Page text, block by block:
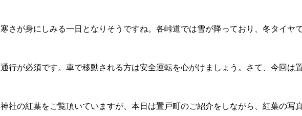
寒さが身にしみる一日となりそうですね。各峠道では雪が降っており、冬タイヤ
通行が必須です。車で移動される方は安全運転を心がけましょう。さて、今回は
神社の紅葉をご覧頂いていますが、本日は置戸町のご紹介をしながら、紅葉の写